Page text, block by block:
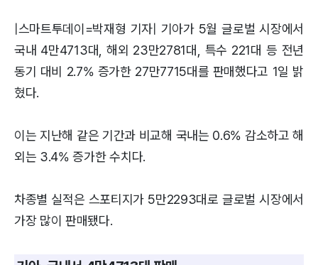
|스마트투데이=박재형 기자| 기아가 5월 글로벌 시장에서
국내 4만4713대, 해외 23만2781대, 특수 221대 등 전년
동기 대비 2.7% 증가한 27만7715대를 판매했다고 1일 밝
혔다.
이는 지난해 같은 기간과 비교해 국내는 0.6% 감소하고 해
외는 3.4% 증가한 수치다.
차종별 실적은 스포티지가 5만2293대로 글로벌 시장에서
가장 많이 판매됐다.